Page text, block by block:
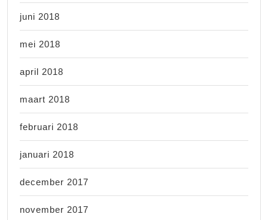
juni 2018
mei 2018
april 2018
maart 2018
februari 2018
januari 2018
december 2017
november 2017